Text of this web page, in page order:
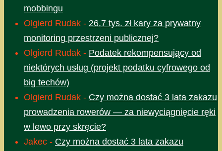
mobbingu
Olgierd Rudak - 26,7 tys. zł kary za prywatny
monitoring przestrzeni publicznej?
Olgierd Rudak - Podatek rekompensujący od
niektórych usług (projekt podatku cyfrowego od
big techów)
Olgierd Rudak - Czy można dostać 3 lata zakazu
prowadzenia rowerów — za niewyciągnięcie ręki
w lewo przy skręcie?
Jakec - Czy można dostać 3 lata zakazu